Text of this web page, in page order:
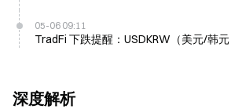
05-06 09:11
TradFi 下跌提醒：USDKRW（美元/韩
深度解析